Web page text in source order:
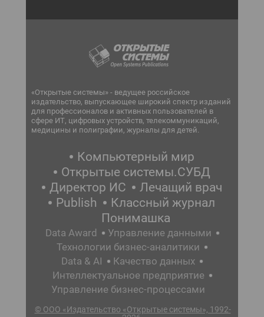
«Открытые системы» - ведущее российское
издательство, выпускающее широкий спектр изданий
для профессионалов и активных пользователей в
сфере ИТ, цифровых устройств, телекоммуникаций,
медицины и полиграфии, журналы для детей.
Компьютерный мир
Открытые системы.СУБД
Директор ИС
Лечащий врач
Publish
Классный журнал
Понимашка
Data Award
Управление данными
Технологии бизнес-аналитики
Data & AI
Качество данных
Интеллектуальное предприятие
Управление бизнес-процессами
© ООО «Издательство «Открытые системы», 1992-